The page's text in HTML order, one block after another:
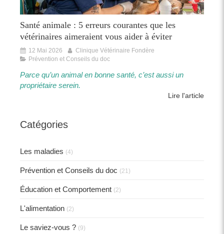
Santé animale : 5 erreurs courantes que les
vétérinaires aimeraient vous aider à éviter
12 Mai 2026
Clinique Vétérinaire Fondère
Prévention et Conseils du doc
Parce qu’un animal en bonne santé, c’est aussi un
propriétaire serein.​​
Lire l'article
Catégories
Les maladies (4)
Prévention et Conseils du doc (21)
Éducation et Comportement (2)
L'alimentation (2)
Le saviez-vous ? (9)